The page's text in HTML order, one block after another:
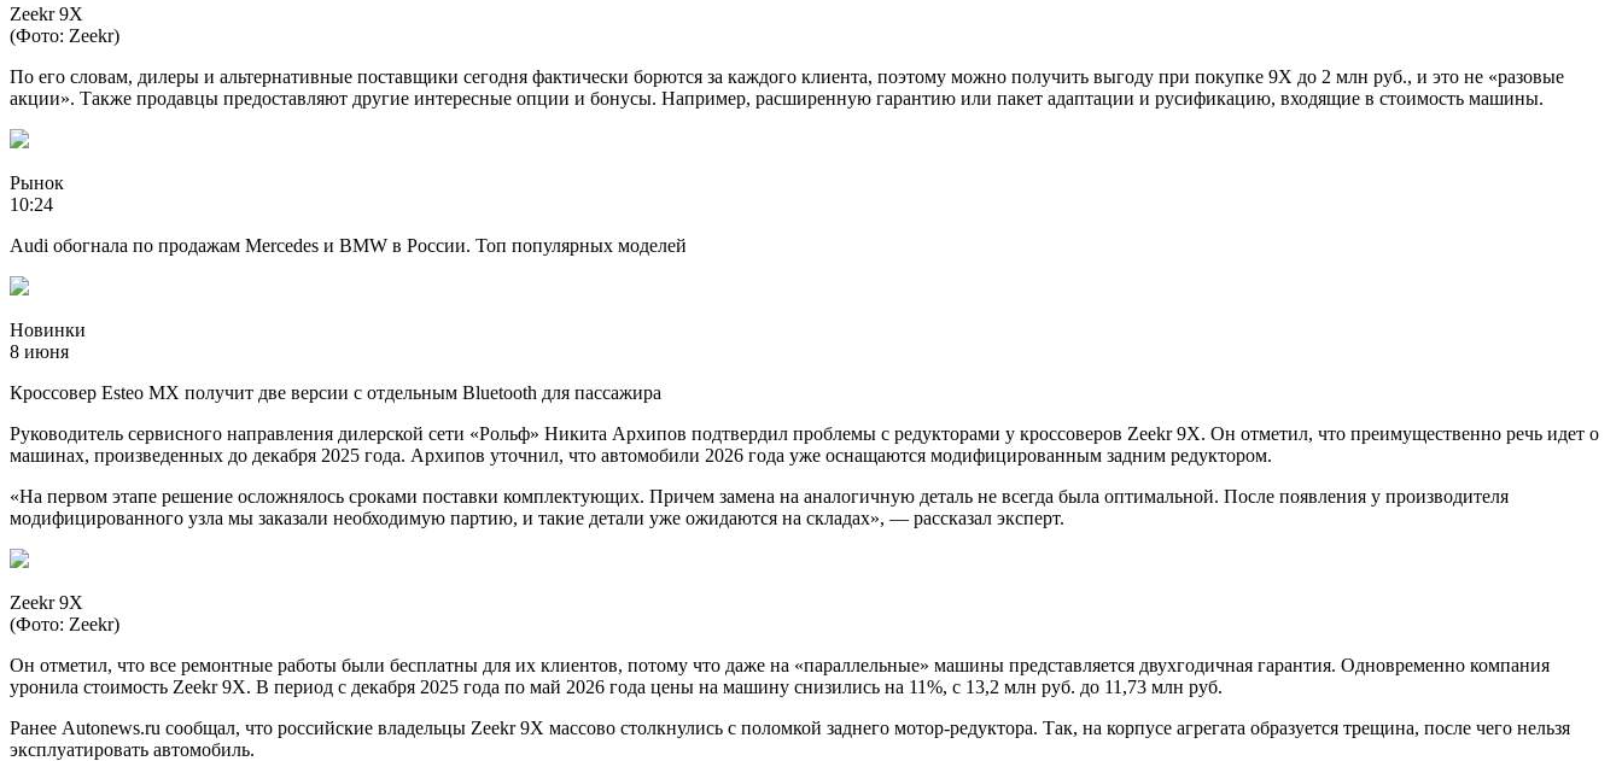
Zeekr 9X
(Фото: Zeekr)
По его словам, дилеры и альтернативные поставщики сегодня фактически борются за каждого клиента, поэтому можно получить выгоду при покупке 9X до 2 млн руб., и это не «разовые
акции». Также продавцы предоставляют другие интересные опции и бонусы. Например, расширенную гарантию или пакет адаптации и русификацию, входящие в стоимость машины.
Рынок
10:24
Audi обогнала по продажам Mercedes и BMW в России. Топ популярных моделей
Новинки
8 июня
Кроссовер Esteo МХ получит две версии с отдельным Bluetooth для пассажира
Руководитель сервисного направления дилерской сети «Рольф» Никита Архипов подтвердил проблемы с редукторами у кроссоверов Zeekr 9X. Он отметил, что преимущественно речь идет о
машинах, произведенных до декабря 2025 года. Архипов уточнил, что автомобили 2026 года уже оснащаются модифицированным задним редуктором.
«На первом этапе решение осложнялось сроками поставки комплектующих. Причем замена на аналогичную деталь не всегда была оптимальной. После появления у производителя
модифицированного узла мы заказали необходимую партию, и такие детали уже ожидаются на складах», — рассказал эксперт.
Zeekr 9X
(Фото: Zeekr)
Он отметил, что все ремонтные работы были бесплатны для их клиентов, потому что даже на «параллельные» машины представляется двухгодичная гарантия. Одновременно компания
уронила стоимость Zeekr 9X. В период c декабря 2025 года по май 2026 года цены на машину снизились на 11%, с 13,2 млн руб. до 11,73 млн руб.
Ранее Autonews.ru сообщал, что российские владельцы Zeekr 9X массово столкнулись с поломкой заднего мотор-редуктора. Так, на корпусе агрегата образуется трещина, после чего нельзя
эксплуатировать автомобиль.